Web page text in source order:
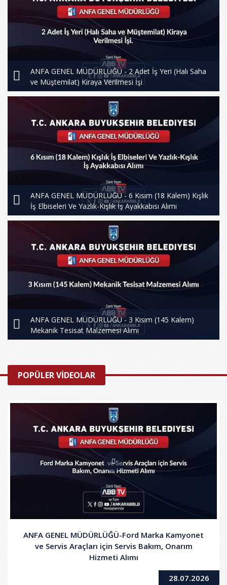
ANFA GENEL MÜDÜRLÜĞÜ - 2 Adet İş Yeri (Halı Saha
ve Müştemilat) Kiraya Verilmesi İşi
ANFA GENEL MÜDÜRLÜĞÜ - 6 Kısım (18 Kalem) Kışlık
İş Elbiseleri Ve Yazlık-Kışlık İş Ayakkabısı Alımı
ANFA GENEL MÜDÜRLÜĞÜ - 3 Kısım (145 Kalem)
Mekanik Tesisat Malzemesi Alımı
POPÜLER VİDEOLAR
ANFA GENEL MÜDÜRLÜĞÜ-Ford Marka Kamyonet
ve Servis Araçları için Servis Bakım, Onarım
Hizmeti Alımı
28.07.2026